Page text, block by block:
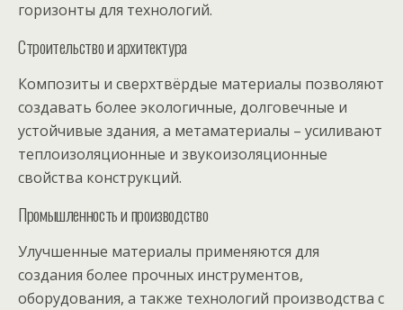
горизонты для технологий.
Строительство и архитектура
Композиты и сверхтвёрдые материалы позволяют
создавать более экологичные, долговечные и
устойчивые здания, а метаматериалы – усиливают
теплоизоляционные и звукоизоляционные
свойства конструкций.
Промышленность и производство
Улучшенные материалы применяются для
создания более прочных инструментов,
оборудования, а также технологий производства с